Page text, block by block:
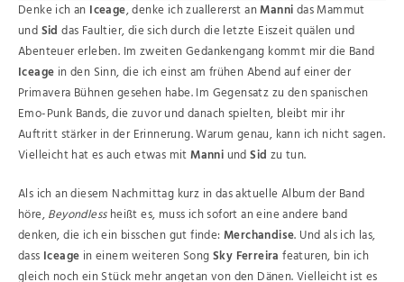
Denke ich an Iceage, denke ich zuallererst anMannidas Mammut
undSid das Faultier, die sich durch die letzte Eiszeit quälen und
Abenteuer erleben. Im zweiten Gedankengang kommt mir die Band
Iceage in den Sinn, die ich einst am frühen Abend auf einer der
Primavera Bühnen gesehen habe. Im Gegensatz zu den spanischen
Emo-Punk Bands, die zuvor und danach spielten, bleibt mir ihr
Auftritt stärker in der Erinnerung. Warum genau, kann ich nicht sagen.
Vielleicht hat es auch etwas mitManni undSid zu tun.
Als ich an diesem Nachmittag kurz in das aktuelle Album der Band
höre,Beyondlessheißt es, muss ich sofort an eine andere band
denken, die ich ein bisschen gut finde:Merchandise. Und als ich las,
dass Iceage in einem weiteren SongSky Ferreira featuren, bin ich
gleich noch ein Stück mehr angetan von den Dänen. Vielleicht ist es